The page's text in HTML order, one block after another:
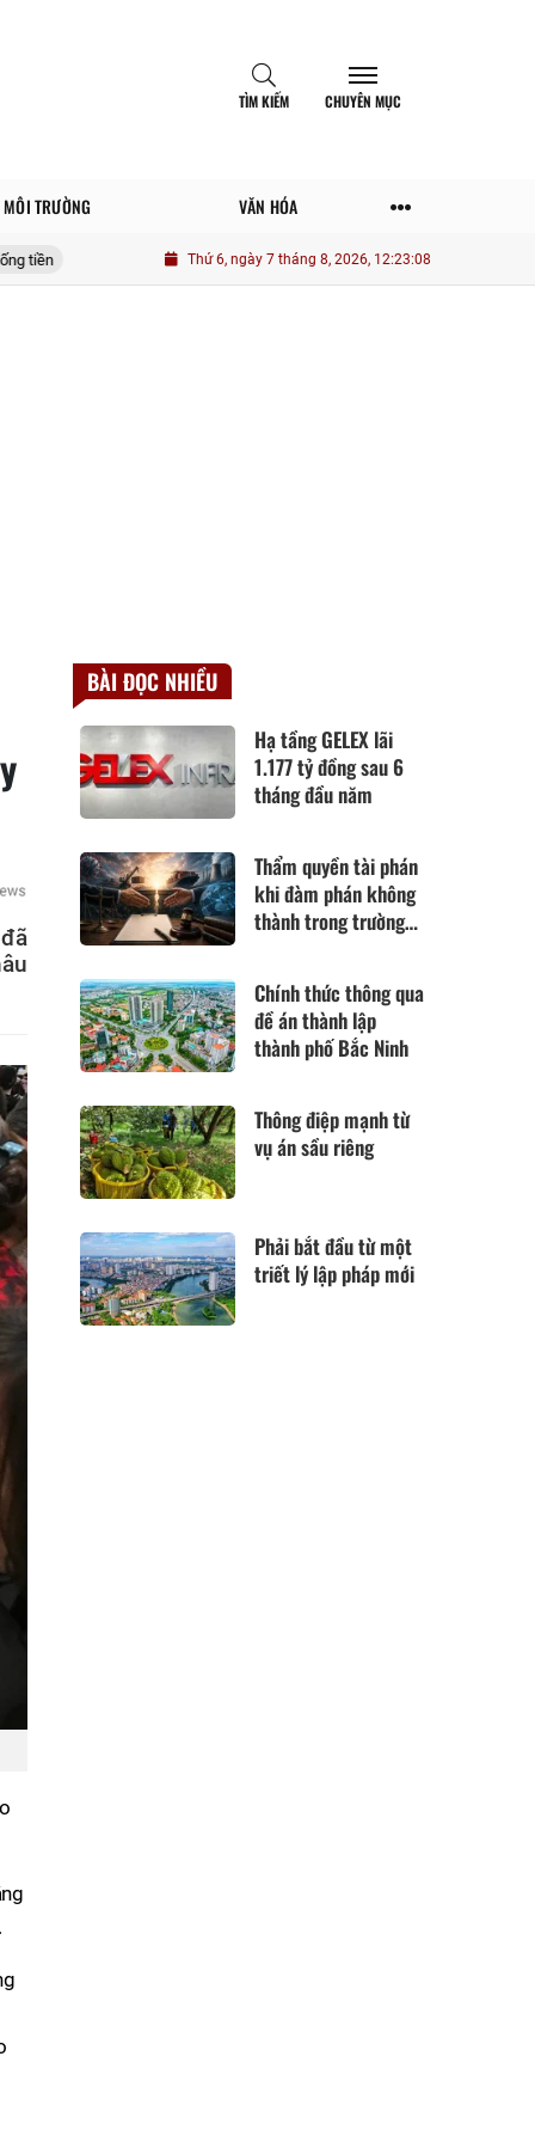
TÌM KIẾM CHUYÊN MỤC
MÔI TRƯỜNG VĂN HÓA
Một số yếu tố tác động nâng cao vai trò thanh niên quân đội trong phát huy
Thứ 6, ngày 7 tháng 8, 2026, 12:23:09
BÀI ĐỌC NHIỀU
Hạ tầng GELEX lãi
1.177 tỷ đồng sau 6
tháng đầu năm
Thẩm quyền tài phán
khi đàm phán không
thành trong trường
đổi cơ bản theo Điều
420 Bộ luật Dân sự
năm 2015
Chính thức thông qua
đề án thành lập
thành phố Bắc Ninh
Thông điệp mạnh từ
vụ án sầu riêng
Phải bắt đầu từ một
triết lý lập pháp mới